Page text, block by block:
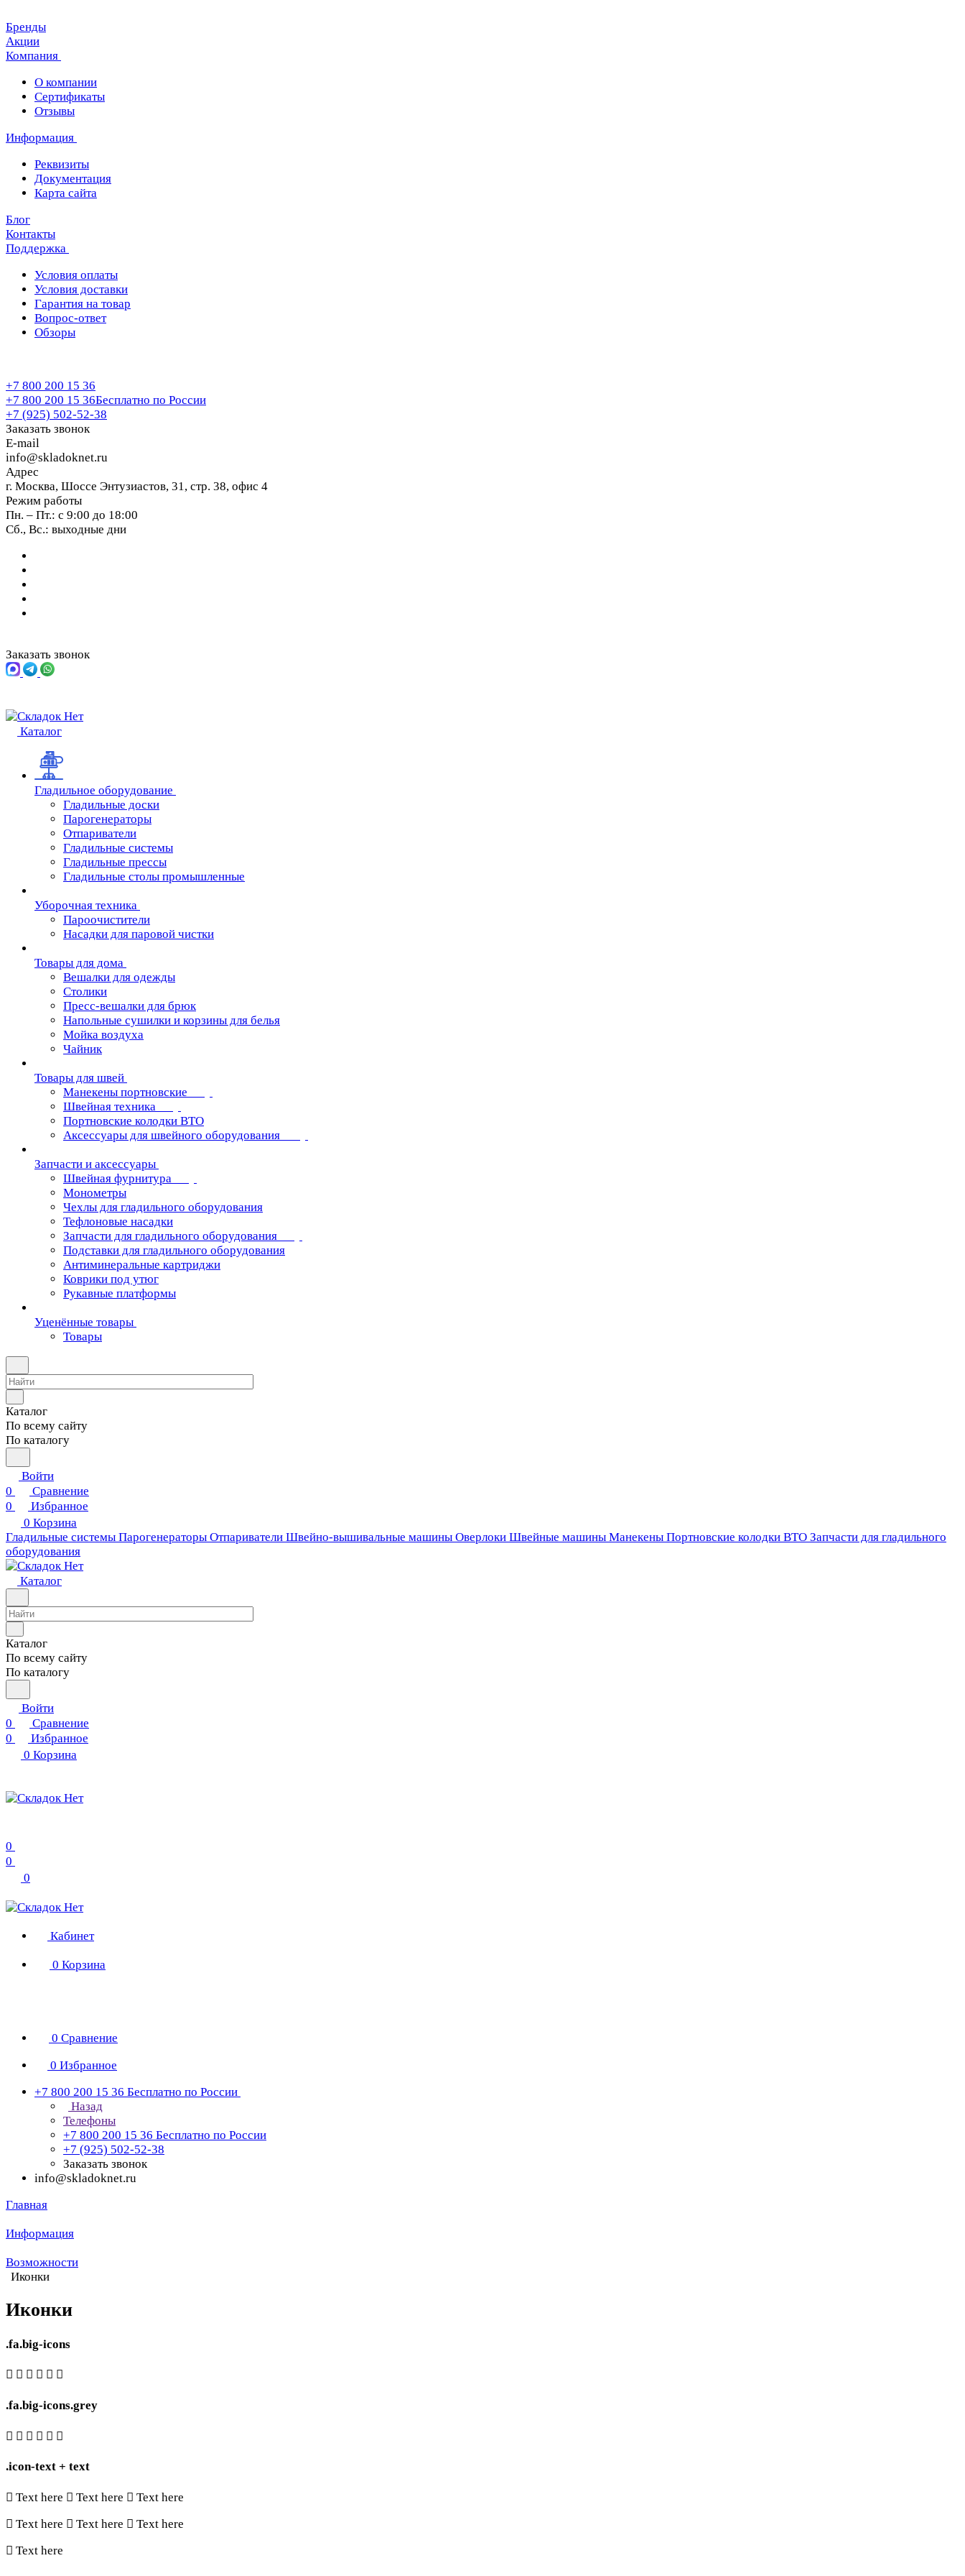
Бренды
Акции
Компания
О компании
Сертификаты
Отзывы
Информация
Реквизиты
Документация
Карта сайта
Блог
Контакты
Поддержка
Условия оплаты
Условия доставки
Гарантия на товар
Вопрос-ответ
Обзоры
+7 800 200 15 36
+7 800 200 15 36Бесплатно по России
+7 (925) 502-52-38
Заказать звонок
E-mail
info@skladoknet.ru
Адрес
г. Москва, Шоссе Энтузиастов, 31, стр. 38, офис 4
Режим работы
Пн. – Пт.: с 9:00 до 18:00
Сб., Вс.: выходные дни
Заказать звонок
Каталог
Гладильное оборудование
Гладильные доски
Парогенераторы
Отпариватели
Гладильные системы
Гладильные прессы
Гладильные столы промышленные
Уборочная техника
Пароочистители
Насадки для паровой чистки
Товары для дома
Вешалки для одежды
Столики
Пресс-вешалки для брюк
Напольные сушилки и корзины для белья
Мойка воздуха
Чайник
Товары для швей
Манекены портновские
Швейная техника
Портновские колодки ВТО
Аксессуары для швейного оборудования
Запчасти и аксессуары
Швейная фурнитура
Монометры
Чехлы для гладильного оборудования
Тефлоновые насадки
Запчасти для гладильного оборудования
Подставки для гладильного оборудования
Антиминеральные картриджи
Коврики под утюг
Рукавные платформы
Уценённые товары
Товары
Каталог
По всему сайту
По каталогу
Войти
0
Сравнение
0
Избранное
0 Корзина
Гладильные системы Парогенераторы Отпариватели Швейно-вышивальные машины Оверлоки Швейные машины Манекены Портновские колодки ВТО Запчасти для гладильного
оборудования
Каталог
Каталог
По всему сайту
По каталогу
Войти
0
Сравнение
0
Избранное
0 Корзина
0
0
0
Кабинет
0 Корзина
0 Сравнение
0 Избранное
+7 800 200 15 36 Бесплатно по России
Назад
Телефоны
+7 800 200 15 36 Бесплатно по России
+7 (925) 502-52-38
Заказать звонок
info@skladoknet.ru
Главная
Информация
Возможности
Иконки
Иконки
.fa.big-icons
.fa.big-icons.grey
.icon-text + text
Text here Text here
Text here
Text here
Text here
Text here
Text here